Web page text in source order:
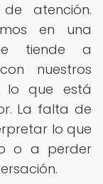
atención.
en una
tiende a
nuestros
lo que está
La falta de
lo que
o a perder